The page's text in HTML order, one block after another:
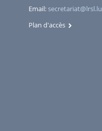
Email: secretariat@lrsl.lu
Plan d'accès